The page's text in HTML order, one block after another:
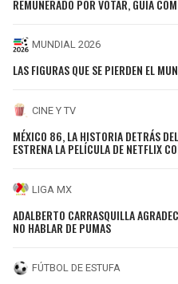
REMUNERADO POR VOTAR, GUÍA
MUNDIAL 2026
LAS FIGURAS QUE SE PIERDEN EL
CINE Y TV
MÉXICO 86, LA HISTORIA DETRÁS
ESTRENA LA PELÍCULA DE NETFLIX
LIGA MX
ADALBERTO CARRASQUILLA
NO HABLAR DE PUMAS
FÚTBOL DE ESTUFA